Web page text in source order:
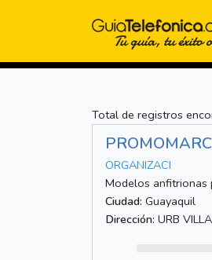
Total de registros
ORGANIZACI
Modelos anfitrionas
Ciudad: Guayaquil
Dirección: URB